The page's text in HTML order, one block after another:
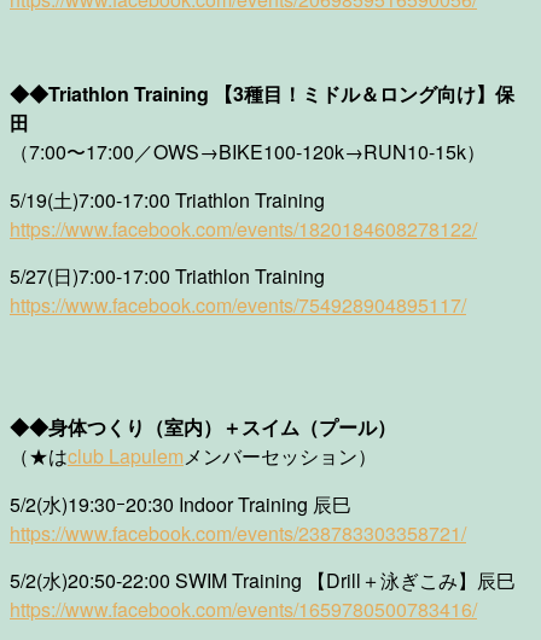
◆◆Triathlon Training 【3種目！ミドル＆ロング向け】保
田
（7:00〜17:00／OWS→BIKE100-120k→RUN10-15k）
5/19(土)7:00-17:00 Triathlon Training
https://www.facebook.com/events/1820184608278122/
5/27(日)7:00-17:00 Triathlon Training
https://www.facebook.com/events/754928904895117/
◆◆身体つくり（室内）＋スイム（プール）
（★はclub Lapulemメンバーセッション）
5/2(水)19:30ｰ20:30 Indoor Training 辰巳
https://www.facebook.com/events/238783303358721/
5/2(水)20:50-22:00 SWIM Training 【Drill＋泳ぎこみ】辰巳
https://www.facebook.com/events/1659780500783416/